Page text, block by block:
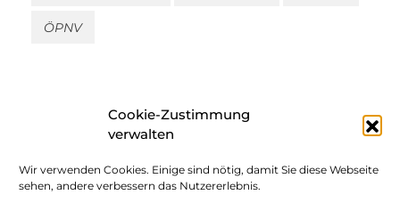
Cookie-Zustimmung
verwalten
Wir verwenden Cookies. Einige sind nötig, damit Sie diese Webseite
sehen, andere verbessern das Nutzererlebnis.
ÖPNV
Impressum